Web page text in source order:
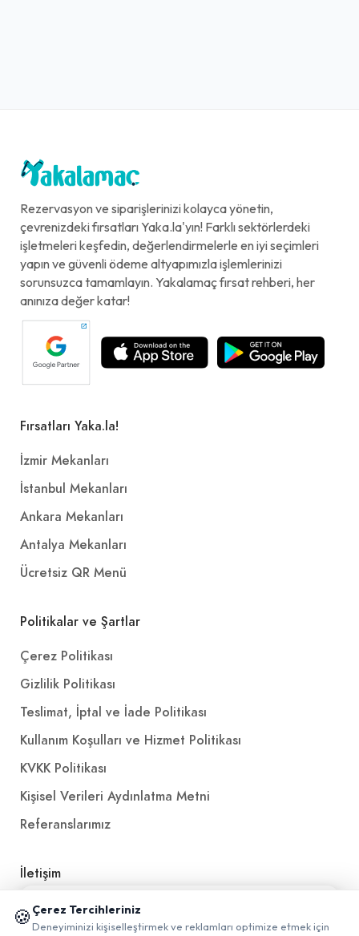
Rezervasyon ve siparişlerinizi kolayca yönetin,
çevrenizdeki fırsatları Yaka.la'yın! Farklı sektörlerdeki
işletmeleri keşfedin, değerlendirmelerle en iyi seçimleri
yapın ve güvenli ödeme altyapımızla işlemlerinizi
sorunsuzca tamamlayın. Yakalamaç fırsat rehberi, her
anınıza değer katar!
Fırsatları Yaka.la!
İzmir Mekanları
İstanbul Mekanları
Ankara Mekanları
Antalya Mekanları
Ücretsiz QR Menü
Politikalar ve Şartlar
Çerez Politikası
Gizlilik Politikası
Teslimat, İptal ve İade Politikası
Kullanım Koşulları ve Hizmet Politikası
KVKK Politikası
Kişisel Verileri Aydınlatma Metni
Referanslarımız
İletişim
E-Posta iletisim@yakalamac.com.tr
🍪 Çerez Tercihleriniz
Deneyiminizi kişiselleştirmek ve reklamları optimize etmek için
📱 Mobil uygulamamızı keşfedin!
✖